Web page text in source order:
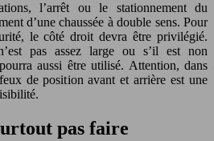
l’arrêt ou le stationnement du
d’une chaussée à double sens. Pour
le côté droit devra être privilégié.
pas assez large ou s’il est non
aussi être utilisé. Attention, dans
de position avant et arrière est une
pas faire